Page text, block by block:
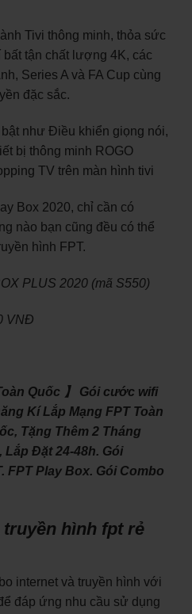
Tivi thông minh, thỏa sức
tận chất lượng 4K, các
Series A và FA Cup cùng
đặc sắc.
như Điều khiển giọng nói,
bị thông minh ROGO
TV trên màn hình tivi
Box 2020, chỉ cần có
nào bạn cũng đều có thể
hình FPT.
PLUS 2020 (mã S550)
VNĐ
Quốc 】 Gói cước wifi
Kí Lắp Mạng FPT Toàn
Tặng Thêm 2 Tháng
Đặt 24-48h. Gói
FPT Play Box. Gói Combo
hình fpt rẻ
internet và truyền hình với
đáp ứng nhu cầu sử dụng